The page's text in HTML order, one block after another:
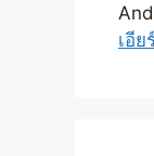
เอีย